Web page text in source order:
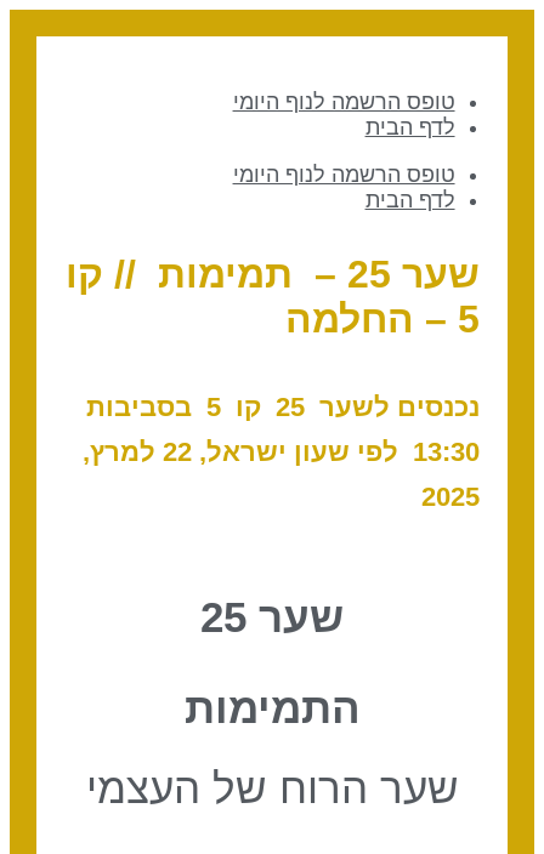
טופס הרשמה לנוף היומי
לדף הבית
טופס הרשמה לנוף היומי
לדף הבית
שער 25 – תמימות // קו
5 – החלמה
נכנסים לשער 25 ק
ו 5 בסביבות
13:30 לפי שעון ישראל, 22 למרץ,
2025
שער 25
התמימות
שער הרוח של העצמי